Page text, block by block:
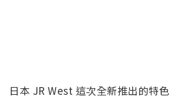
日本 JR West 這次全新推出的特